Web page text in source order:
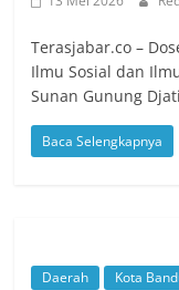
Terasjabar.co –
Ilmu Sosial dan
Sunan Gunung
Baca Selengkapnya
Daerah Kota